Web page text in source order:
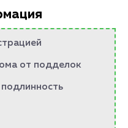
от подделок